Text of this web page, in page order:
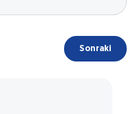
Sonraki